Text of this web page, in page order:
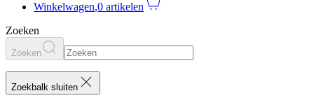
Winkelwagen,0 artikelen
Zoeken
Zoeken
Zoekbalk sluiten